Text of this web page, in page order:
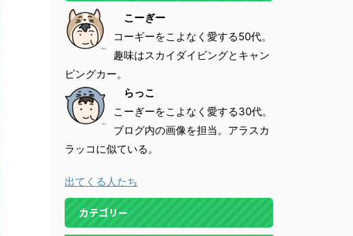
こーぎー
コーギーをこよなく愛する50代。
趣味はスカイダイビングとキャン
ピングカー。
らっこ
こーぎーをこよなく愛する30代。
ブログ内の画像を担当。アラスカ
ラッコに似ている。
出てくる人たち
カテゴリー